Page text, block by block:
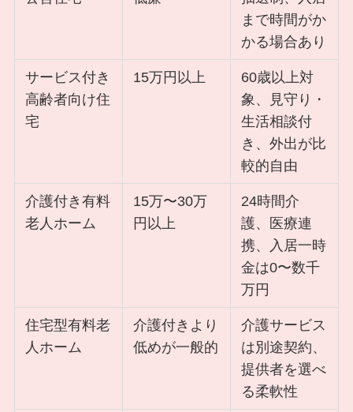
まで時間がか
かる場合あり
サービス付き
高齢者向け住
宅
15万円以上
60歳以上対
象、見守り・
生活相談付
き、外出が比
較的自由
介護付き有料
老人ホーム
15万〜30万
円以上
24時間介
護、医療連
携、入居一時
金は0〜数千
万円
住宅型有料老
人ホーム
介護付きより
低めが一般的
介護サービス
は別途契約、
提供者を選べ
る柔軟性